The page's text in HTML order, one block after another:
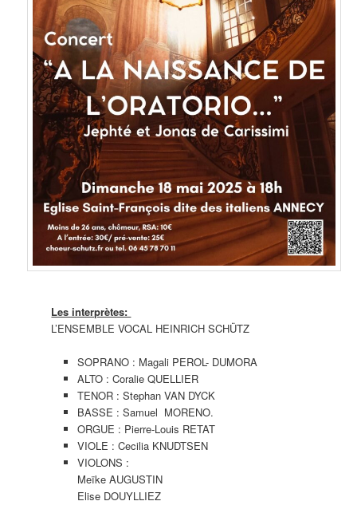
Les interprètes:
L’ENSEMBLE VOCAL HEINRICH SCHÜTZ
SOPRANO : Magali PEROL- DUMORA
ALTO : Coralie QUELLIER
TENOR : Stephan VAN DYCK
BASSE : Samuel MORENO.
ORGUE : Pierre-Louis RETAT
VIOLE : Cecilia KNUDTSEN
VIOLONS :
Meïke AUGUSTIN
Elise DOUYLLIEZ